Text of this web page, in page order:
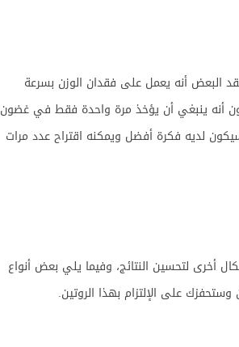
البعض أنه يعمل على فقدان الوزن بسرعة
أنه ينبغي أن يؤخذ مرة واحدة فقط في غضون
لديه فكرة أفضل ويمكنه اقتراح عدد مرات
أخرى لتحسين النتائج، وفيما يلي بعض أنواع
على الإلتزام بهذا الروتين.